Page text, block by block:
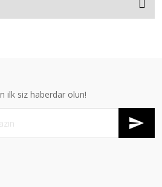
ilk siz haberdar olun!